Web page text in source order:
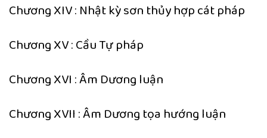
Chương XIV : Nhật kỳ sơn thủy hợp cát pháp
Chương XV : Cầu Tự pháp
Chương XVI : Âm Dương luận
Chương XVII : Âm Dương tọa hướng luận